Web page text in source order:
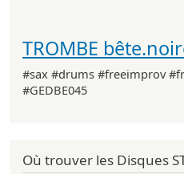
TROMBE
#sax #drums #freeimprov
#GEDBE045
Où trouver les Disques